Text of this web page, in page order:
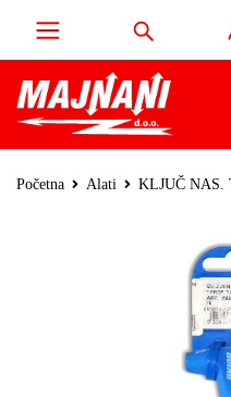
Početna Alati KLJUČ NAS.